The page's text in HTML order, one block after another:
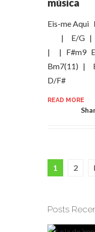
Eis-me
| E/G |
| | F#m9
D/
READ MORE
1 2
Posts